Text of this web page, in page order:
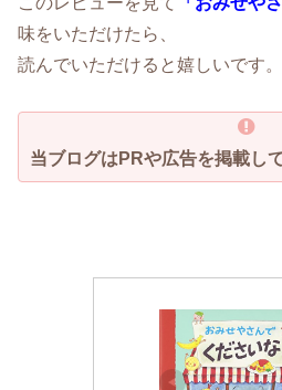
味をいただけたら、
読んでいただけると嬉しいです。
当ブログはPRや広告を掲載し